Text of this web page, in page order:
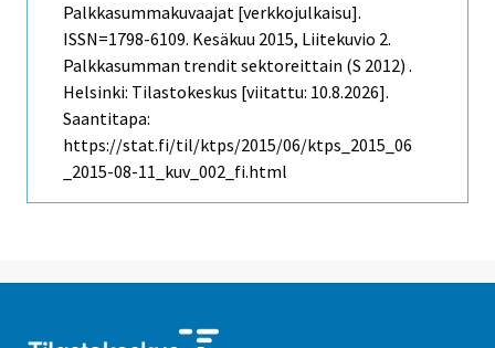
Palkkasummakuvaajat [verkkojulkaisu].
ISSN=1798-6109. Kesäkuu 2015, Liitekuvio 2.
Palkkasumman trendit sektoreittain (S 2012) .
Helsinki: Tilastokeskus [viitattu: 10.8.2026].
Saantitapa:
https://stat.fi/til/ktps/2015/06/ktps_2015_06
_2015-08-11_kuv_002_fi.html